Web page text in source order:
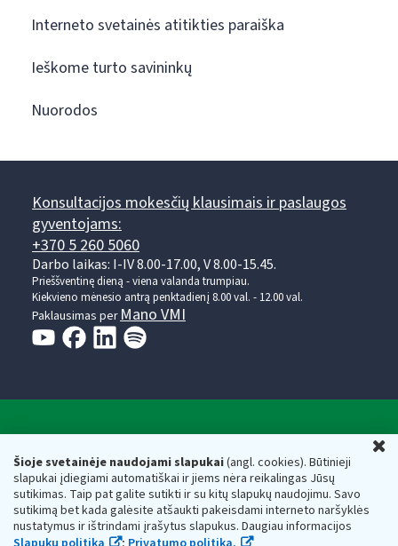
Šioje svetainėje naudojami slapukai(angl. cookies). Būtinieji
slapukai įdiegiami automatiškai ir jiems nėra reikalingas Jūsų
sutikimas. Taip pat galite sutikti ir su kitų slapukų naudojimu. Savo
sutikimą bet kada galėsite atšaukti pakeisdami interneto naršyklės
nustatymus ir ištrindami įrašytus slapukus. Daugiau informacijos
Interneto svetainės atitikties paraiška
Ieškome turto savininkų
Nuorodos
Konsultacijos mokesčių klausimais ir paslaugos
gyventojams:
+370 5 260 5060
Darbo laikas: I-IV 8.00-17.00, V 8.00-15.45.
Prieššventinę dieną - viena valanda trumpiau.
Kiekvieno mėnesio antrą penktadienį 8.00 val. - 12.00 val.
Paklausimas per Mano VMI
Respublikos finansų ministerijos
Biudžetinė įstaiga. Juridinio asmens kodas — 188659752,
adresas: Vasario 16-osios g. 14, 01107 Vilnius, Lietuva, el.paštas:
vmi@vmi.lt, E. pristatymo dėžutės adresas 188659752
Duomenys apie Valstybinę mokesčių inspekciją prie Lietuvos